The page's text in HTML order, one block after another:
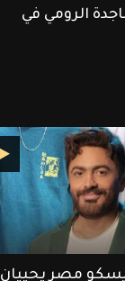
الرومي في
مصر يحييان